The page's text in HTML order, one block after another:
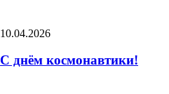
10.04.2026
С днём космонавтики!